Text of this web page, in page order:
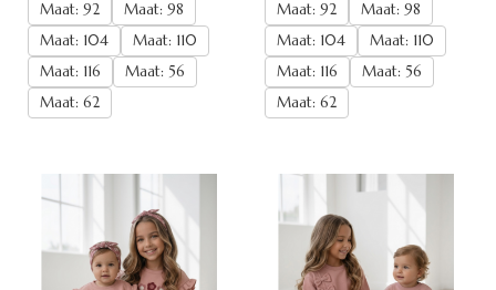
Maat: 92
Maat: 98
Maat: 104
Maat: 110
Maat: 116
Maat: 56
Maat: 62
Maat: 92
Maat: 98
Maat: 104
Maat: 110
Maat: 116
Maat: 56
Maat: 62